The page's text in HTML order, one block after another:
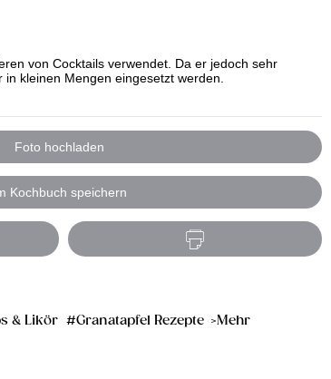
von Cocktails verwendet. Da er jedoch sehr
kleinen Mengen eingesetzt werden.
Foto hochladen
Kochbuch speichern
& Likör Granatapfel Rezepte Mehr